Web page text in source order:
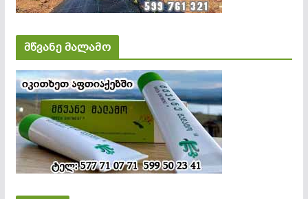
მწვანე მალამო